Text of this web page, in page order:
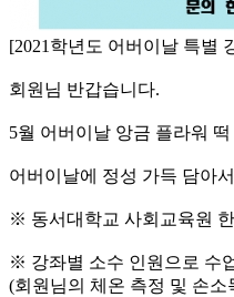
[2021학년도 어버이날 특별
회원님 반갑습니다.
5월 어버이날 앙금 플라워
어버이날에 정성 가득 담아
※ 동서대학교 사회교육원
※ 강좌별 소수 인원으로 수
(회원님의 체온 측정 및 손